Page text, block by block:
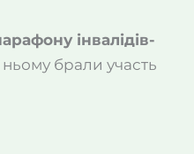
інвалідів-
брали участь